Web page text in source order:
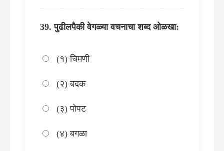
पुढीलपैकी वेगळ्या वचनाचा शब्द ओळखा:
(१) चिमणी
(२) बदक
(३) पोपट
(४) बगळा